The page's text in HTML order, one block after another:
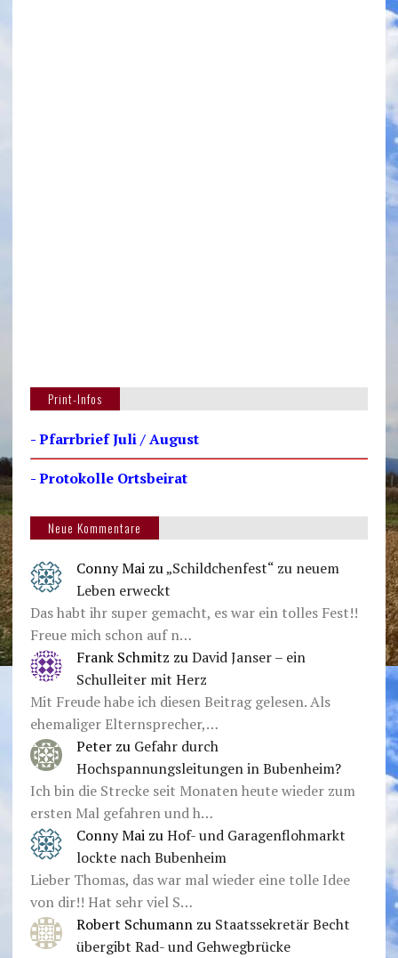
Print-Infos
- Pfarrbrief Juli / August
- Protokolle Ortsbeirat
Neue Kommentare
Conny Mai zu„Schildchenfest“ zu neuem
Leben erweckt
Das habt ihr super gemacht, es war ein tolles Fest!!
Freue mich schon auf n…
Frank Schmitz zu David Janser – ein
Schulleiter mit Herz
Mit Freude habe ich diesen Beitrag gelesen. Als
ehemaliger Elternsprecher,…
Peter zu Gefahr durch
Hochspannungsleitungen in Bubenheim?
Ich bin die Strecke seit Monaten heute wieder zum
ersten Mal gefahren und h…
Conny Mai zu Hof- und Garagenflohmarkt
lockte nach Bubenheim
Lieber Thomas, das war mal wieder eine tolle Idee
von dir!! Hat sehr viel S…
Robert Schumann zu Staatssekretär Becht
übergibt Rad- und Gehwegbrücke